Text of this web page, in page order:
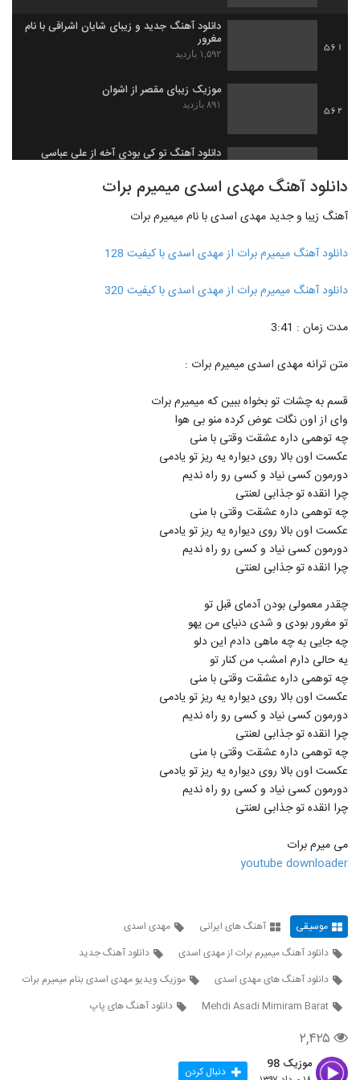
561
دانلود آهنگ جدید و زیبای شایان اشراقی با نام
مغرور
۱,۵۹۲ بازدید
562
موزیک زیبای مقصر از اشوان
۸۹۱ بازدید
دانلود آهنگ تو کی بودی آخه از علی عباسی
دانلود آهنگ غم تنهایی از امین بانی
bani Kenaram Bemon)
566
bani Bego Kojaei)
۲,۵۰۷ بازدید
567
مسعود سعیدی آهنگ دوست داشتن
۱,۲۶۷ بازدید
568
دانلود آهنگ محمد نجم تکمیله دنیام
(Mohammad Najm Takmile Donyam)
569
بهداد عسگری آهنگ ساده
۷۵۹ بازدید
570
Mohsen Bahmani Begi Nagi
۱,۳۰۳ بازدید
571
آهنگ خندیدن تو از علی هاشمی(پاپ)
۱,۱۶۰ بازدید
572
موزیک زیبای لیلای من از ایمان غلامی
573
دانلود آهنگ تا ابد عاشقتم از امیرحسین نوشالی
575
آهنگ تا اومدی (رمیکس) از امو باند(پاپ)
۴,۰۶۹ بازدید
576
پرستو آهنگ حباب
577
۱,۷۵۷ بازدید
دانلود آهنگ مهدی اسدی میمیرم برات
آهنگ زیبا و جدید مهدی اسدی با نام میمیرم برات
دانلود آهنگ میمیرم برات از مهدی اسدی با کیفیت 128
دانلود آهنگ میمیرم برات از مهدی اسدی با کیفیت 320
مدت زمان : 3:41
متن ترانه مهدی اسدی میمیرم برات :
قسم به چشات تو بخواه ببین که میمیرم برات
وای از اون نگات عوض کرده منو بی هوا
چه توهمی داره عشقت وقتی با منی
عکست اون بالا روی دیواره یه ریز تو یادمی
دورمون کسی نیاد و کسی رو راه ندیم
چرا انقده تو جذابی لعنتی
چه توهمی داره عشقت وقتی با منی
عکست اون بالا روی دیواره یه ریز تو یادمی
دورمون کسی نیاد و کسی رو راه ندیم
چرا انقده تو جذابی لعنتی
چقدر معمولی بودن آدمای قبل تو
تو مغرور بودی و شدی دنیای من یهو
چه جایی به چه ماهی دادم این دلو
یه حالی دارم امشب من کنار تو
چه توهمی داره عشقت وقتی با منی
عکست اون بالا روی دیواره یه ریز تو یادمی
دورمون کسی نیاد و کسی رو راه ندیم
چرا انقده تو جذابی لعنتی
چه توهمی داره عشقت وقتی با منی
عکست اون بالا روی دیواره یه ریز تو یادمی
دورمون کسی نیاد و کسی رو راه ندیم
چرا انقده تو جذابی لعنتی
می میرم برات
youtube downloader
موسیقی آهنگ های ایرانی
مهدی اسدی
دانلود آهنگ میمیرم برات از مهدی اسدی
دانلود آهنگ جدید
دانلود آهنگ های مهدی اسدی
موزیک ویدیو مهدی اسدی بنام میمیرم برات
Mehdi Asadi Mimiram Barat
دانلود آهنگ های پاپ
۲,۴۲۵
موزیک 98 دنبال کردن